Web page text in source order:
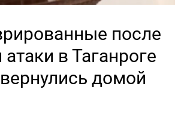
после
в Таганроге
домой